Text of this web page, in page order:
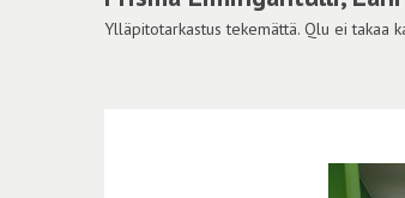
Ylläpitotarkastus tekemättä. Qlu ei takaa